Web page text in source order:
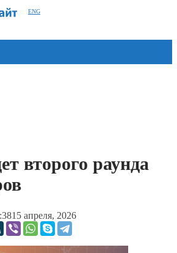
ENG
второго раунда
15 апреля, 2026